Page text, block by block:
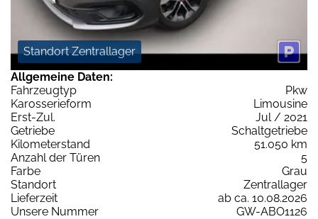
Standort Zentrallager
Allgemeine Daten:
Fahrzeugtyp
Pkw
Karosserieform
Limousine
Erst-Zul.
Jul / 2021
Getriebe
Schaltgetriebe
Kilometerstand
51.050 km
Anzahl der Türen
5
Farbe
Grau
Standort
Zentrallager
Lieferzeit
ab ca. 10.08.2026
Unsere Nummer
GW-ABO1126